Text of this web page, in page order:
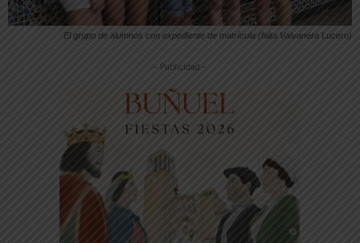
El grupo de alumnos con expediente de matrícula (falta Valvanera Lucero)
-- Publicidad --